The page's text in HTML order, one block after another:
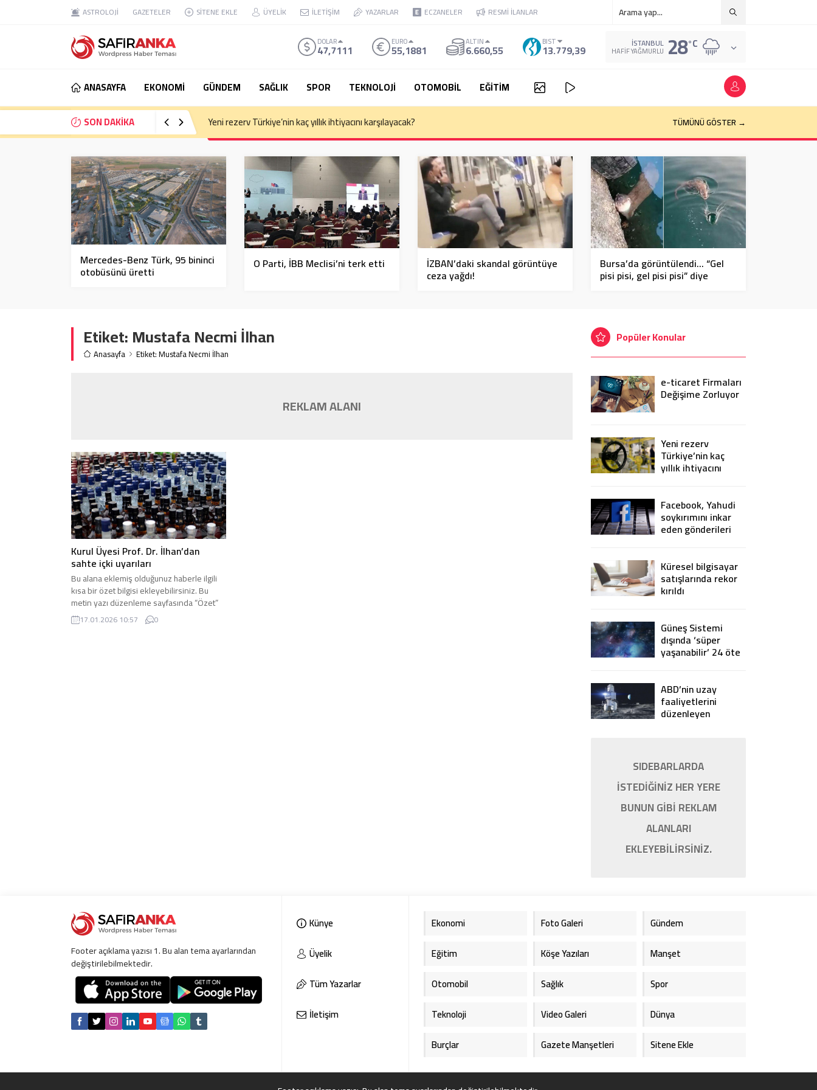
ASTROLOJİ GAZETELER SİTENE EKLE ÜYELİK İLETİŞİM YAZARLAR ECZANELER RESMİ İLANLAR
DOLAR
47,7111 EURO
55,1881 ALTIN
6.660,55 BIST
13.779,39 İSTANBUL
HAFIF YAĞMURLU 28°C
ANASAYFA EKONOMİ GÜNDEM SAĞLIK SPOR TEKNOLOJİ OTOMOBİL
EĞİTİM
SON DAKİKA
Eski Anayasa Mahkemesi Başkanı Yekta Güngör Özden: Yargıçlar siyasal iktidara güvenerek böyle kararlar alıyor TÜMÜNÜ GÖSTER →
Mercedes-Benz Türk, 95 bininci
otobüsünü üretti O Parti, İBB Meclisi’ni terk etti İZBAN’daki skandal görüntüye
ceza yağdı!
Bursa’da görüntülendi… “Gel
pisi pisi, gel pisi pisi” diye
Etiket:Mustafa Necmi İlhan
Anasayfa Etiket: Mustafa Necmi İlhan
REKLAM ALANI
Kurul Üyesi Prof. Dr. İlhan’dan
sahte içki uyarıları
Bu alana eklemiş olduğunuz haberle ilgili
kısa bir özet bilgisi ekleyebilirsiniz. Bu
metin yazı düzenleme sayfasında “Özet”
bölümünden eklenebilir. Özet eklenmişse
başlık altında kalın olarak bu şekilde
17.01.2026 10:57 0
Popüler Konular
e-ticaret Firmaları
Değişime Zorluyor
Yeni rezerv
Türkiye’nin kaç
yıllık ihtiyacını
Facebook, Yahudi
soykırımını inkar
eden gönderileri
Küresel bilgisayar
satışlarında rekor
kırıldı
Güneş Sistemi
dışında ‘süper
yaşanabilir’ 24 öte
gezegen keşfedildi
ABD’nin uzay
faaliyetlerini
düzenleyen
SIDEBARLARDA
İSTEDİĞİNİZ HER YERE
BUNUN GİBİ REKLAM
ALANLARI
EKLEYEBİLİRSİNİZ.
Footer açıklama yazısı 1. Bu alan tema ayarlarından
değiştirilebilmektedir.
Künye
Üyelik
Tüm Yazarlar
İletişim
Ekonomi Foto Galeri
Gündem
Eğitim
Köşe Yazıları
Manşet
Otomobil
Sağlık
Spor
Teknoloji
Video Galeri
Dünya
Burçlar
Gazete Manşetleri Sitene Ekle